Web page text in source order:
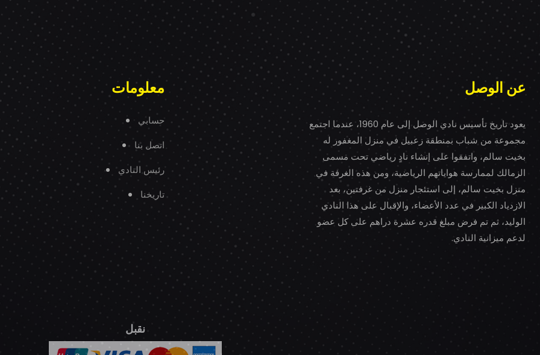
عن الوصل
يعود تاريخ تأسيس نادي الوصل إلى عام 1960، عندما اجتمع
مجموعة من شباب بمنطقة زعبيل في منزل المغفور له
بخيت سالم، واتفقوا على إنشاء نادٍ رياضي تحت مسمى
الزمالك لممارسة هواياتهم الرياضية، ومن هذه الغرفة في
منزل بخيت سالم، إلى استئجار منزل من غرفتين، بعد
الازدياد الكبير في عدد الأعضاء، والإقبال على هذا النادي
الوليد، ثم تم فرض مبلغ قدره عشرة دراهم على كل عضو
لدعم ميزانية النادي.
معلومات
حسابي
اتصل بنا
رئيس النادي
تاريخنا
نقبل